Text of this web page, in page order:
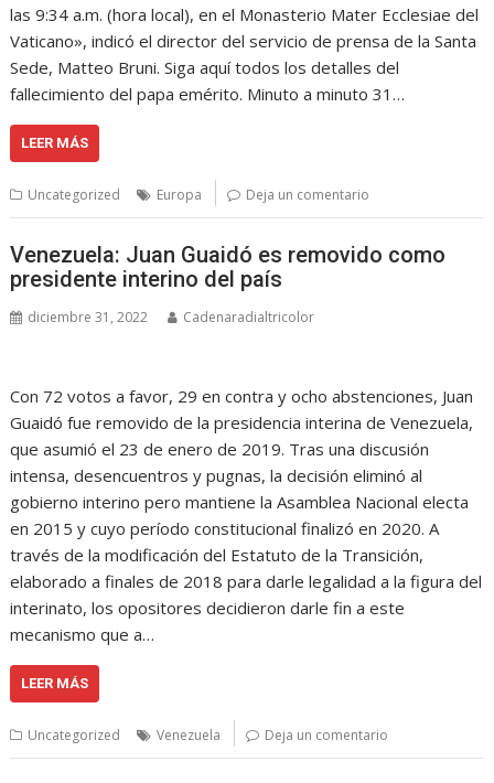
las 9:34 a.m. (hora local), en el Monasterio Mater Ecclesiae del
Vaticano», indicó el director del servicio de prensa de la Santa
Sede, Matteo Bruni. Siga aquí todos los detalles del
fallecimiento del papa emérito. Minuto a minuto 31…
LEER MÁS
Uncategorized Europa Deja un comentario
Venezuela: Juan Guaidó es removido como
presidente interino del país
diciembre 31, 2022 Cadenaradialtricolor
Con 72 votos a favor, 29 en contra y ocho abstenciones, Juan
Guaidó fue removido de la presidencia interina de Venezuela,
que asumió el 23 de enero de 2019. Tras una discusión
intensa, desencuentros y pugnas, la decisión eliminó al
gobierno interino pero mantiene la Asamblea Nacional electa
en 2015 y cuyo período constitucional finalizó en 2020. A
través de la modificación del Estatuto de la Transición,
elaborado a finales de 2018 para darle legalidad a la figura del
interinato, los opositores decidieron darle fin a este
mecanismo que a…
LEER MÁS
Uncategorized Venezuela Deja un comentario